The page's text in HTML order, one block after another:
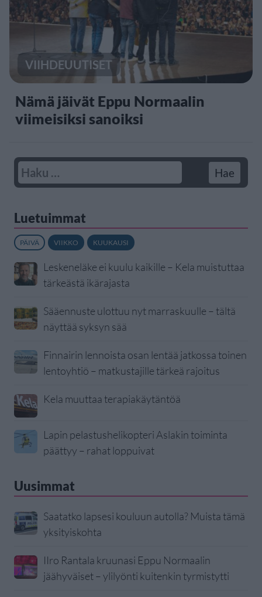
VIIHDEUUTISET
Nämä jäivät Eppu Normaalin
viimeisiksi sanoiksi
Luetuimmat
PÄIVÄ VIIKKO KUUKAUSI
Leskeneläke ei kuulu kaikille – Kela muistuttaa
tärkeästä ikärajasta
Sääennuste ulottuu nyt marraskuulle – tältä
näyttää syksyn sää
Finnairin lennoista osan lentää jatkossa toinen
lentoyhtiö – matkustajille tärkeä rajoitus
Kela muuttaa terapiakäytäntöä
Lapin pelastushelikopteri Aslakin toiminta
päättyy – rahat loppuivat
Uusimmat
Saatatko lapsesi kouluun autolla? Muista tämä
yksityiskohta
IIro Rantala kruunasi Eppu Normaalin
jäähyväiset – ylilyönti kuitenkin tyrmistytti